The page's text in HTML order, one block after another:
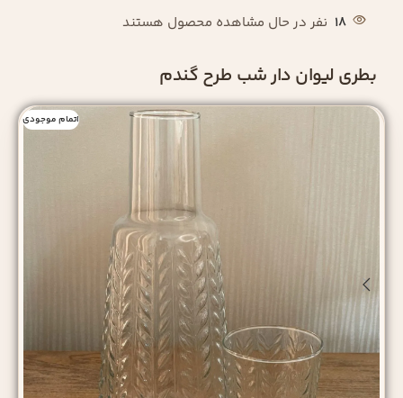
18 نفر در حال مشاهده محصول هستند
بطری لیوان دار شب طرح گندم
اتمام موجودی